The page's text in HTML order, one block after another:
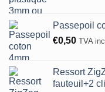
Passepoil
€0,50 TVA
Ressort
fauteuil+2